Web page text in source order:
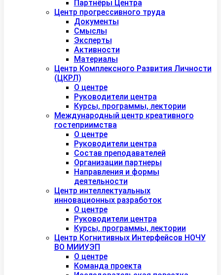
Партнёры Центра
Центр прогрессивного труда
Документы
Смыслы
Эксперты
Активности
Материалы
Центр Комплексного Развития Личности
(ЦКРЛ)
О центре
Руководители центра
Курсы, программы, лектории
Международный центр креативного
гостеприимства
О центре
Руководители центра
Состав преподавателей
Организации партнеры
Направления и формы
деятельности
Центр интеллектуальных
инновационных разработок
О центре
Руководители центра
Курсы, программы, лектории
Центр Когнитивных Интерфейсов НОЧУ
ВО МИИУЭП
О центре
Команда проекта